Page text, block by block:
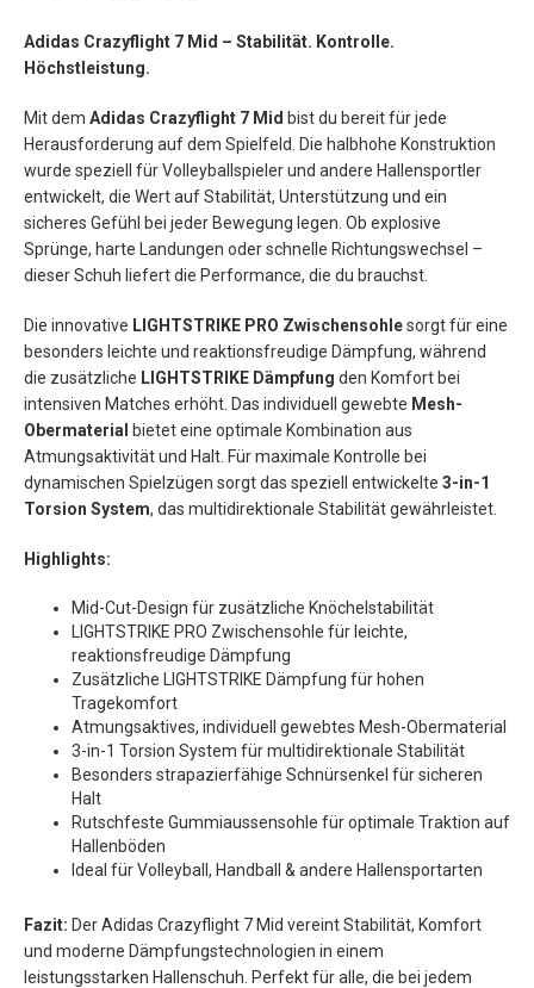
Adidas Crazyflight 7 Mid – Stabilität. Kontrolle.
Höchstleistung.
Mit dem Adidas Crazyflight 7 Mid bist du bereit für jede
Herausforderung auf dem Spielfeld. Die halbhohe Konstruktion
wurde speziell für Volleyballspieler und andere Hallensportler
entwickelt, die Wert auf Stabilität, Unterstützung und ein
sicheres Gefühl bei jeder Bewegung legen. Ob explosive
Sprünge, harte Landungen oder schnelle Richtungswechsel –
dieser Schuh liefert die Performance, die du brauchst.
Die innovative LIGHTSTRIKE PRO Zwischensohlesorgt für eine
besonders leichte und reaktionsfreudige Dämpfung, während
die zusätzliche LIGHTSTRIKE Dämpfung den Komfort bei
intensiven Matches erhöht. Das individuell gewebte Mesh-
Obermaterial
bietet eine optimale Kombination aus
Atmungsaktivität und Halt. Für maximale Kontrolle bei
dynamischen Spielzügen sorgt das speziell entwickelte 3-in-1
Torsion System, das multidirektionale Stabilität gewährleistet.
Highlights:
Mid-Cut-Design für zusätzliche Knöchelstabilität
LIGHTSTRIKE PRO Zwischensohle für leichte,
reaktionsfreudige Dämpfung
Zusätzliche LIGHTSTRIKE Dämpfung für hohen
Tragekomfort
Atmungsaktives, individuell gewebtes Mesh-Obermaterial
3-in-1 Torsion System für multidirektionale Stabilität
Besonders strapazierfähige Schnürsenkel für sicheren
Halt
Rutschfeste Gummiaussensohle für optimale Traktion auf
Hallenböden
Ideal für Volleyball, Handball & andere Hallensportarten
Fazit: Der Adidas Crazyflight 7 Mid vereint Stabilität, Komfort
und moderne Dämpfungstechnologien in einem
leistungsstarken Hallenschuh. Perfekt für alle, die bei jedem